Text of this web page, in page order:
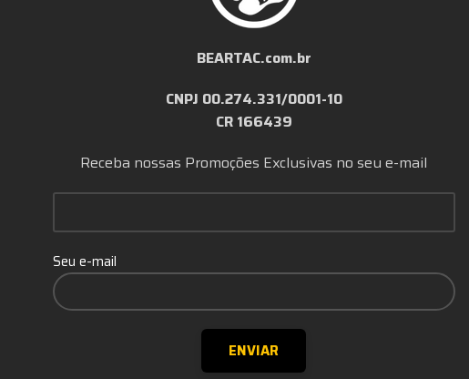
BEARTAC.com.br
CNPJ 00.274.331/0001-10
CR 166439
Receba nossas Promoções Exclusivas no seu e-mail
Seu e-mail